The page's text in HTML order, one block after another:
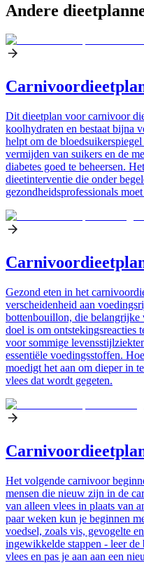
Andere
Dit dieetplan voor carnivoor
koolhydraten en bestaat bijna
helpt om de
vermijden van suikers en de
diabetes goed te beheersen.
dieetinterventie die onder
gezondheidsprofessionals
Gezond eten in het
verscheidenheid aan
bottenbouillon, die belangrijke
doel is om ontstekingsreacties
voor sommige
essentiële voedingsstoffen.
moedigt het aan om dieper in
vlees dat wordt gegeten.
Het volgende carnivoor
mensen die nieuw zijn in de
van alleen vlees in plaats van
paar weken kun je beginnen
voedsel, zoals vis, gevogelte
ingewikkelde stappen - leer de
vlees en pas je aan aan een